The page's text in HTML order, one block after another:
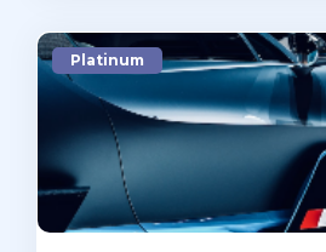
Platinum